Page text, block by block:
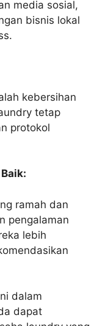
media sosial,
bisnis lokal
kebersihan
tetap
protokol
ramah dan
pengalaman
lebih
dalam
dapat